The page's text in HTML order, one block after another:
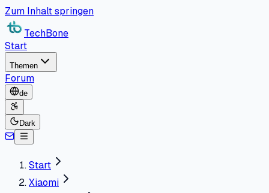
Zum Inhalt springen
TechBone
Start
Themen
Forum
de
Dark
Start
Xiaomi